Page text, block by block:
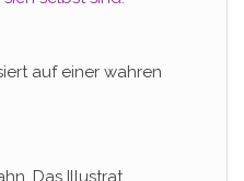
auf einer wahren
Das Illustrat